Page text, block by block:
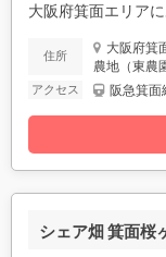
大阪府箕面エリア
住所 大阪府箕
農地（東農
アクセス 阪急箕面
シェア畑 箕面桜